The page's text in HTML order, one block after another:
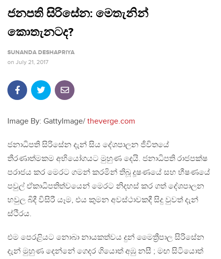
ජනපති සිරිසේන: මෙතැනින්
කොතැනටද?
SUNANDA DESHAPRIYA
on July 21, 2017
Image By: GattyImage/ theverge.com
ජනාධිපති සිරිසේන දැන් සිය දේශපාලන ජීවිතයේ
තීරණාත්මකම අභියෝගයට මුහුණ දෙයි. ජනාධිපති රාජපක්ෂ
පරාජය කර මෙරට ගමන් කරමින් තිබූ දූෂණයේ සහ භීෂණයේ
පවුල් ඒකාධිපතිත්වයෙන් මෙරට නිදහස් කර ගත් දේශපාලන
හවුල බිදී විසිරී යෑම, එය කුමන අවස්ථාවකදී සිදු වුවත් දැන්
ස්ථිරය.
එම පෙරළියට නොබා නායකත්වය දුන් මෛත්‍රීපාල සිරිසේන
දැන් මුහුණ දෙන්නේ ගෙදර ගියොත් අඹු නසී ; මඟ සිටියොත්